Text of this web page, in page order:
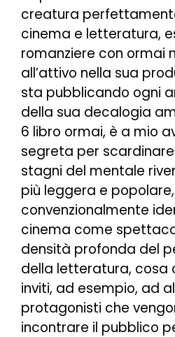
creatura
cinema e letteratura,
romanziere con ormai
all’attivo nella sua
sta pubblicando ogni
della sua decalogia
6 libro ormai, è a mio
segreta per
stagni del mentale
più leggera e
convenzionalmente
cinema come
densità profonda del
della letteratura, cosa
inviti, ad esempio, ad
protagonisti che
incontrare il pubblico